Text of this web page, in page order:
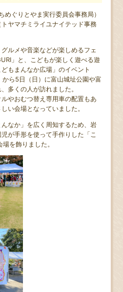
めぐりとやま実行委員会事務局）
トヤマチミライユナイテッド事務
ルメや音楽などが楽しめるフェ
」と、こどもが楽しく遊べる遊
もまんなか広場」のイベント
ら5日（日）に富山城址公園や富
多くの人が訪れました。
やおむつ替え専用車の配置もあ
い会場となっていました。
なか」を広く周知するため、岩
が手形を使って手作りした「こ
を飾りました。